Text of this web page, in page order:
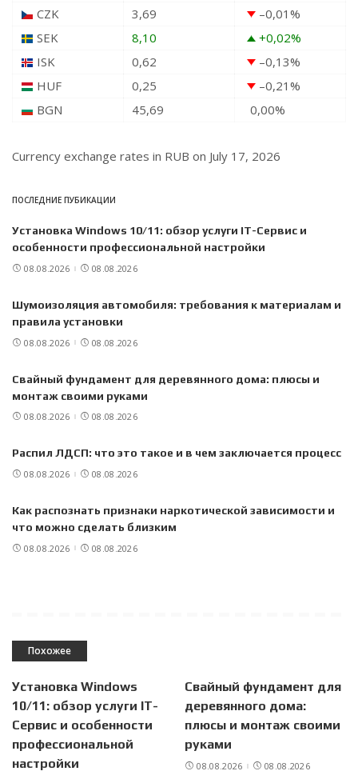
CZK
3,69 –0,01%
SEK
8,10 +0,02%
ISK
0,62 –0,13%
HUF
0,25 –0,21%
BGN
45,69 0,00%
Currency exchange rates in RUB on July 17, 2026
ПОСЛЕДНИЕ ПУБИКАЦИИ
Установка Windows 10/11: обзор услуги IT-Сервис и
особенности профессиональной настройки
08.08.2026 08.08.2026
Шумоизоляция автомобиля: требования к материалам и
правила установки
08.08.2026 08.08.2026
Свайный фундамент для деревянного дома: плюсы и
монтаж своими руками
08.08.2026 08.08.2026
Распил ЛДСП: что это такое и в чем заключается процесс
08.08.2026 08.08.2026
Как распознать признаки наркотической зависимости и
что можно сделать близким
08.08.2026 08.08.2026
Похожее
Установка Windows
10/11: обзор услуги IT-
Сервис и особенности
профессиональной
настройки
Свайный фундамент для
деревянного дома:
плюсы и монтаж своими
руками
08.08.2026 08.08.2026